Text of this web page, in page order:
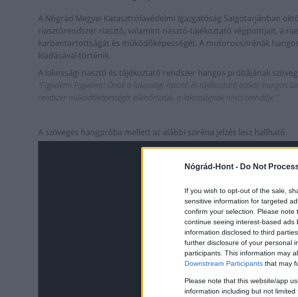
Nógrád-Hont - Do Not
If you wish to opt-out of the sale,
sensitive information for targeted
confirm your selection. Please
continue seeing interest-based
information disclosed to third
further disclosure of your personal
participants. This information may
Downstream Participants that may
Please note that this website/app
information including but not
A Nógrád Megyei Katasztrófavédelmi Igazgatóság Salgótarjánban
riasztórendszer riasztó, valamint riasztó-tájékoztató végpontjait, a
karbantartottságát és működőképességét. A motorosszirénák
kiadásával történik.
A lakossági riasztó és tájékoztató rendszer hangos próbájának
“Figyelem! Figyelem! Önök a lakossági riasztó és tájékoztató eszköz hangos
rendszer működőképességét ellenőrizzük, a lakosságnak nincs teendője.”
A szöveges hangpróba mellett az alábbi sziréna jelzés lesz hallható.